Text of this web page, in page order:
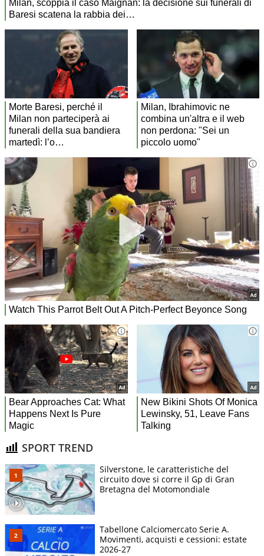
SPORT TREND
Silverstone, le caratteristiche del
circuito dove si corre il Gp di Gran
Bretagna del Motomondiale
Tabellone Calciomercato Serie A.
Movimenti, acquisti e cessioni: estate
2026-27